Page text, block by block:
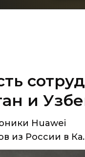
и
Huawei
из России в